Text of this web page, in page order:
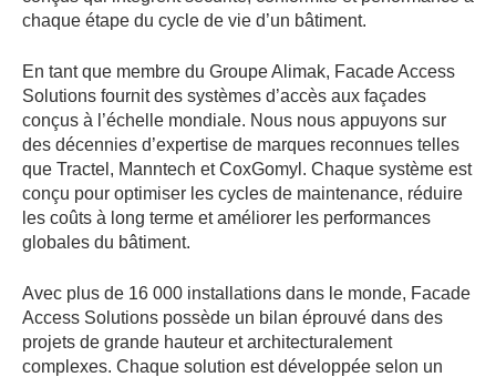
chaque étape du cycle de vie d’un bâtiment.
En tant que membre du Groupe Alimak, Facade Access
Solutions fournit des systèmes d’accès aux façades
conçus à l’échelle mondiale. Nous nous appuyons sur
des décennies d’expertise de marques reconnues telles
que Tractel, Manntech et CoxGomyl. Chaque système est
conçu pour optimiser les cycles de maintenance, réduire
les coûts à long terme et améliorer les performances
globales du bâtiment.
Avec plus de 16 000 installations dans le monde, Facade
Access Solutions possède un bilan éprouvé dans des
projets de grande hauteur et architecturalement
complexes. Chaque solution est développée selon un